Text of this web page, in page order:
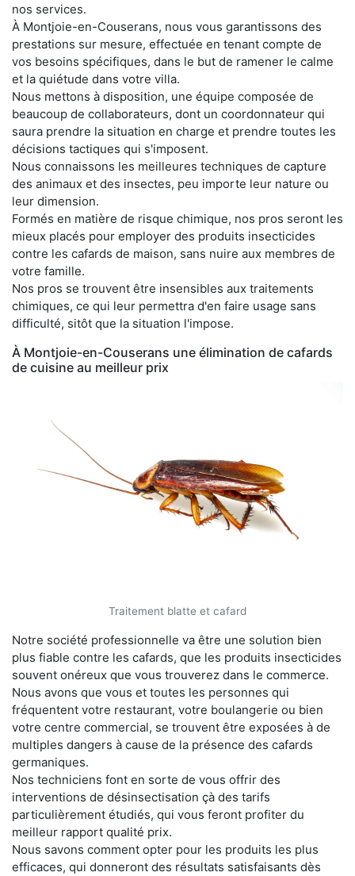
nos services.
À Montjoie-en-Couserans, nous vous garantissons des
prestations sur mesure, effectuée en tenant compte de
vos besoins spécifiques, dans le but de ramener le calme
et la quiétude dans votre villa.
Nous mettons à disposition, une équipe composée de
beaucoup de collaborateurs, dont un coordonnateur qui
saura prendre la situation en charge et prendre toutes les
décisions tactiques qui s'imposent.
Nous connaissons les meilleures techniques de capture
des animaux et des insectes, peu importe leur nature ou
leur dimension.
Formés en matière de risque chimique, nos pros seront les
mieux placés pour employer des produits insecticides
contre les cafards de maison, sans nuire aux membres de
votre famille.
Nos pros se trouvent être insensibles aux traitements
chimiques, ce qui leur permettra d'en faire usage sans
difficulté, sitôt que la situation l'impose.
À Montjoie-en-Couserans une élimination de cafards
de cuisine au meilleur prix
Traitement blatte et cafard
Notre société professionnelle va être une solution bien
plus fiable contre les cafards, que les produits insecticides
souvent onéreux que vous trouverez dans le commerce.
Nous avons que vous et toutes les personnes qui
fréquentent votre restaurant, votre boulangerie ou bien
votre centre commercial, se trouvent être exposées à de
multiples dangers à cause de la présence des cafards
germaniques.
Nos techniciens font en sorte de vous offrir des
interventions de désinsectisation çà des tarifs
particulièrement étudiés, qui vous feront profiter du
meilleur rapport qualité prix.
Nous savons comment opter pour les produits les plus
efficaces, qui donneront des résultats satisfaisants dès